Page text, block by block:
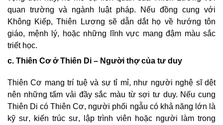
quan trường và ngành luật pháp. Nếu đồng cung với
Không Kiếp, Thiên Lương sẽ dẫn dắt họ về hướng tôn
giáo, mệnh lý, hoặc những lĩnh vực mang đậm màu sắc
triết học.
c. Thiên Cơ ở Thiên Di – Người thợ của tư duy
Thiên Cơ mang trí tuệ và sự tỉ mỉ, như người nghệ sĩ dệt
nên những tấm vải đầy sắc màu từ sợi tư duy. Nếu cung
Thiên Di có Thiên Cơ, người phối ngẫu có khả năng lớn là
kỹ sư, kiến trúc sư, lập trình viên hoặc người làm trong